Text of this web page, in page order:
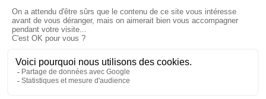
La visite pastorale du pape Léon
XIV à Assise à suivre sur KTO le
jeudi 6 août
Le pape en Uruguay, Argentine et
Pérou du 6 au 17 novembre 2026